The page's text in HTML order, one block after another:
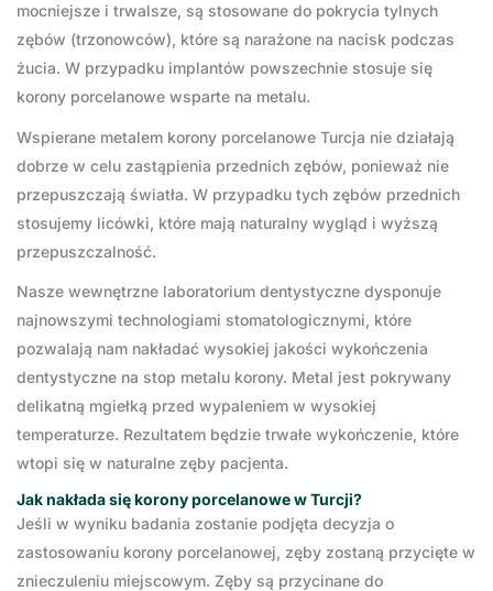
mocniejsze i trwalsze, są stosowane do pokrycia tylnych
zębów (trzonowców), które są narażone na nacisk podczas
żucia. W przypadku implantów powszechnie stosuje się
korony porcelanowe wsparte na metalu.
Wspierane metalem korony porcelanowe Turcja nie działają
dobrze w celu zastąpienia przednich zębów, ponieważ nie
przepuszczają światła. W przypadku tych zębów przednich
stosujemy licówki, które mają naturalny wygląd i wyższą
przepuszczalność.
Nasze wewnętrzne laboratorium dentystyczne dysponuje
najnowszymi technologiami stomatologicznymi, które
pozwalają nam nakładać wysokiej jakości wykończenia
dentystyczne na stop metalu korony. Metal jest pokrywany
delikatną mgiełką przed wypaleniem w wysokiej
temperaturze. Rezultatem będzie trwałe wykończenie, które
wtopi się w naturalne zęby pacjenta.
Jak nakłada się korony porcelanowe w Turcji?
Jeśli w wyniku badania zostanie podjęta decyzja o
zastosowaniu korony porcelanowej, zęby zostaną przycięte w
znieczuleniu miejscowym. Zęby są przycinane do